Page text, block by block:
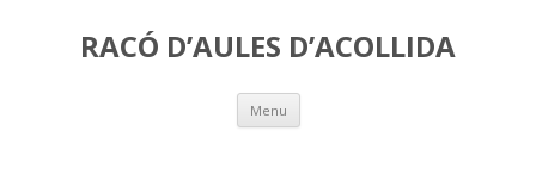
RACÓ D’AULES D’ACOLLIDA
Menu Skip
content